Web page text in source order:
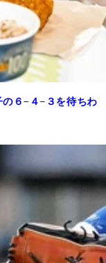
６−４−３を待ちわ